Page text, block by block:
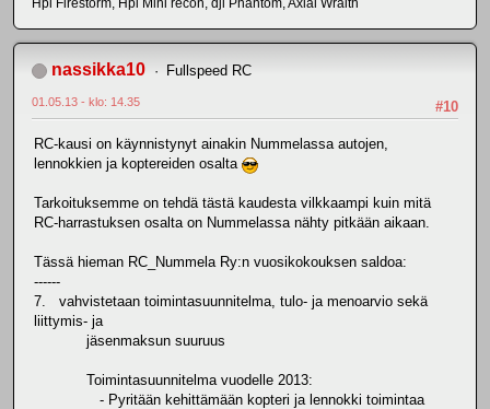
Hpi Firestorm, Hpi Mini recon, dji Phantom, Axial Wraith
nassikka10 Fullspeed RC
#10
01.05.13 - klo: 14.35
RC-kausi on käynnistynyt ainakin Nummelassa autojen,
lennokkien ja koptereiden osalta
Tarkoituksemme on tehdä tästä kaudesta vilkkaampi kuin mitä
RC-harrastuksen osalta on Nummelassa nähty pitkään aikaan.
Tässä hieman RC_Nummela Ry:n vuosikokouksen saldoa:
------
7. vahvistetaan toimintasuunnitelma, tulo- ja menoarvio sekä
liittymis- ja
jäsenmaksun suuruus
Toimintasuunnitelma vuodelle 2013:
- Pyritään kehittämään kopteri ja lennokki toimintaa